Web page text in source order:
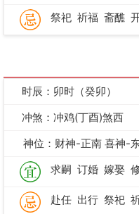
祭祀 祈福 斋醮
时辰：卯时（癸卯）
冲煞：冲鸡(丁酉)煞西
神位：财神-正南 喜神-
求嗣 订婚 嫁娶
赴任 出行 祭祀